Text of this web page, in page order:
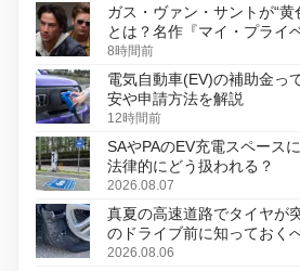
ガス・ヴァン・サントが“
とは？名作『マイ・プライ
初のデジタルリマスター版で
8時間前
電気自動車(EV)の補助金っ
安や申請方法を解説
12時間前
SAやPAのEV充電スペース
法律的にどう扱われる？
2026.08.07
真夏の高速道路でタイヤが
のドライブ前に知っておく
2026.08.06